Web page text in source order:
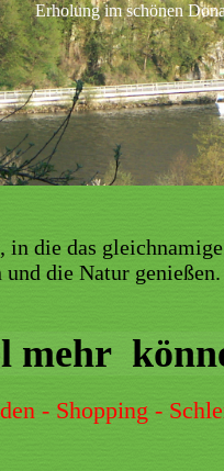
Erholung im schönen
die das
die Natur
mehr
- Shopping -